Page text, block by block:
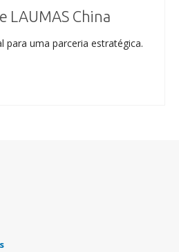
LAUMAS China
para uma parceria estratégica.